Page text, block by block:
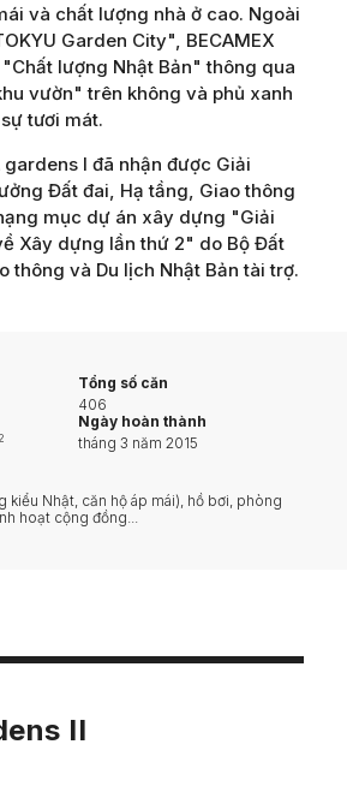
và chất lượng nhà ở cao. Ngoài
Garden City", BECAMEX
lượng Nhật Bản" thông qua
vườn" trên không và phủ xanh
tươi mát.
gardens I đã nhận được Giải
Đất đai, Hạ tầng, Giao thông
mục dự án xây dựng "Giải
Xây dựng lần thứ 2" do Bộ Đất
thông và Du lịch Nhật Bản tài trợ.
Tổng số căn
406
Ngày hoàn thành
tháng 3 năm 2015
kiểu Nhật, căn hộ áp mái), hồ bơi, phòng
hoạt cộng đồng...
II